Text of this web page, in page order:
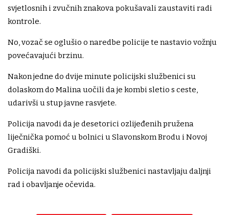
svjetlosnih i zvučnih znakova pokušavali zaustaviti radi
kontrole.
No, vozač se oglušio o naredbe policije te nastavio vožnju
povećavajući brzinu.
Nakon jedne do dvije minute policijski službenici su
dolaskom do Malina uočili da je kombi sletio s ceste,
udarivši u stup javne rasvjete.
Policija navodi da je desetorici ozlijeđenih pružena
liječnička pomoć u bolnici u Slavonskom Brodu i Novoj
Gradiški.
Policija navodi da policijski službenici nastavljaju daljnji
rad i obavljanje očevida.